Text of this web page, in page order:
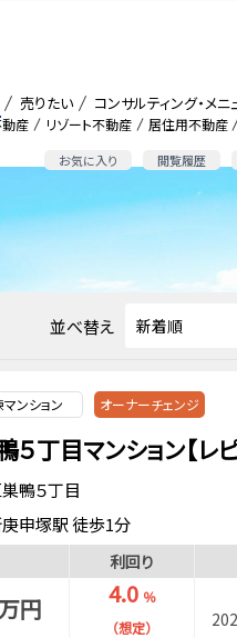
産 リゾート不動産 居住用不動産
お気に入り 閲覧履歴
売りたい コンサルティング・メニ
並べ替え
ンション オーナーチェンジ
丁目マンション【レ
鴨５丁目
申塚駅 徒歩1分
鴨駅 徒歩4分
歩14分
利回り
円 4.0 ％
（想定）